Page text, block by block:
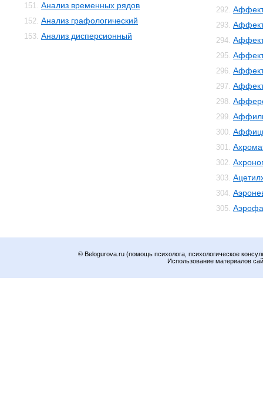
151. Анализ временных рядов
152. Анализ графологический
153. Анализ дисперсионный
292.
293.
294.
295.
296.
297.
298.
299.
300.
301.
302.
303.
304.
305.
© Belogurova.ru (помощь психолога, психологическое
Использование материалов